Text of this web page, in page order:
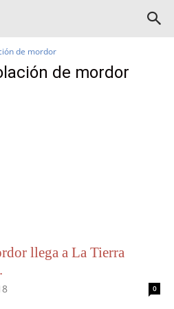
de mordor
de mordor
llega a La Tierra
0